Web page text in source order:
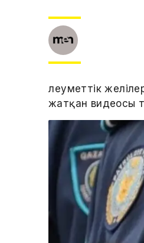
Әлеуметтік
жатқан видеосы